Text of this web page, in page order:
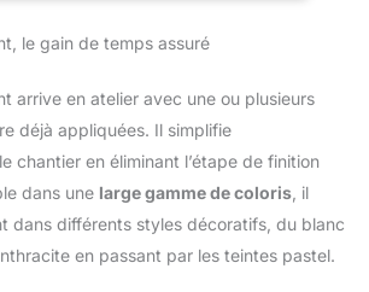
avant de fixer les panneaux afin
d'intérieur, nos kits de moulures offrent un
portes et murs. Matériau polymère durable
d'un polymère de haute qualité avec une
au bois, ces panneaux résistent aux chocs et
en conservant leur aspect au fil du temps.
le gain de temps assuré
arrive en atelier avec une ou plusieurs
déjà appliquées. Il simplifie
chantier en éliminant l’étape de finition
dans une large gamme de coloris , il
dans différents styles décoratifs, du blanc
en passant par les teintes pastel.